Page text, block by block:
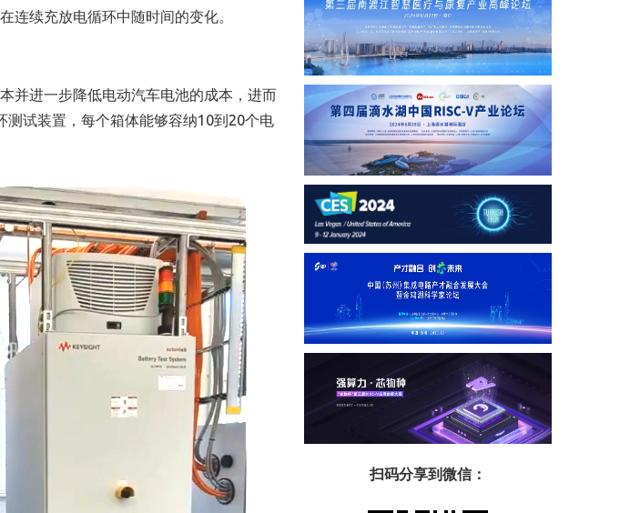
连续充放电循环中随时间的变化。
并进一步降低电动汽车电池的成本，进而
试装置，每个箱体能够容纳10到20个电
扫码分享到微信：